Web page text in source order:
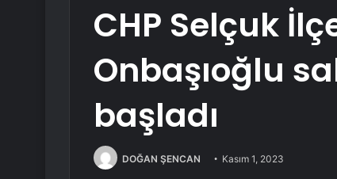
CHP Selçuk
Onbaşıoğlu
başladı
DOĞAN ŞENCAN Kasım 1, 2023